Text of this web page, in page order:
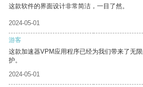
这款软件的界面设计非常简洁，一目了然。
2024-05-01
游客
这款加速器VPM应用程序已经为我们带来了无
护。
2024-05-01